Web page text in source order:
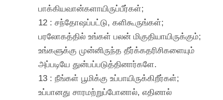
பாக்கியவான்களாயிருப்பீர்கள்;
12 : சந்தோஷப்பட்டு, களிகூருங்கள்;
பரலோகத்தில் உங்கள் பலன் மிகுதியாயிருக்கும்;
உங்களுக்கு முன்னிருந்த தீர்க்கதரிசிகளையும்
அப்படியே துன்பப்படுத்தினார்களே.
13 : நீங்கள் பூமிக்கு உப்பாயிருக்கிறீர்கள்;
உப்பானது சாரமற்றுப்போனால், எதினால்